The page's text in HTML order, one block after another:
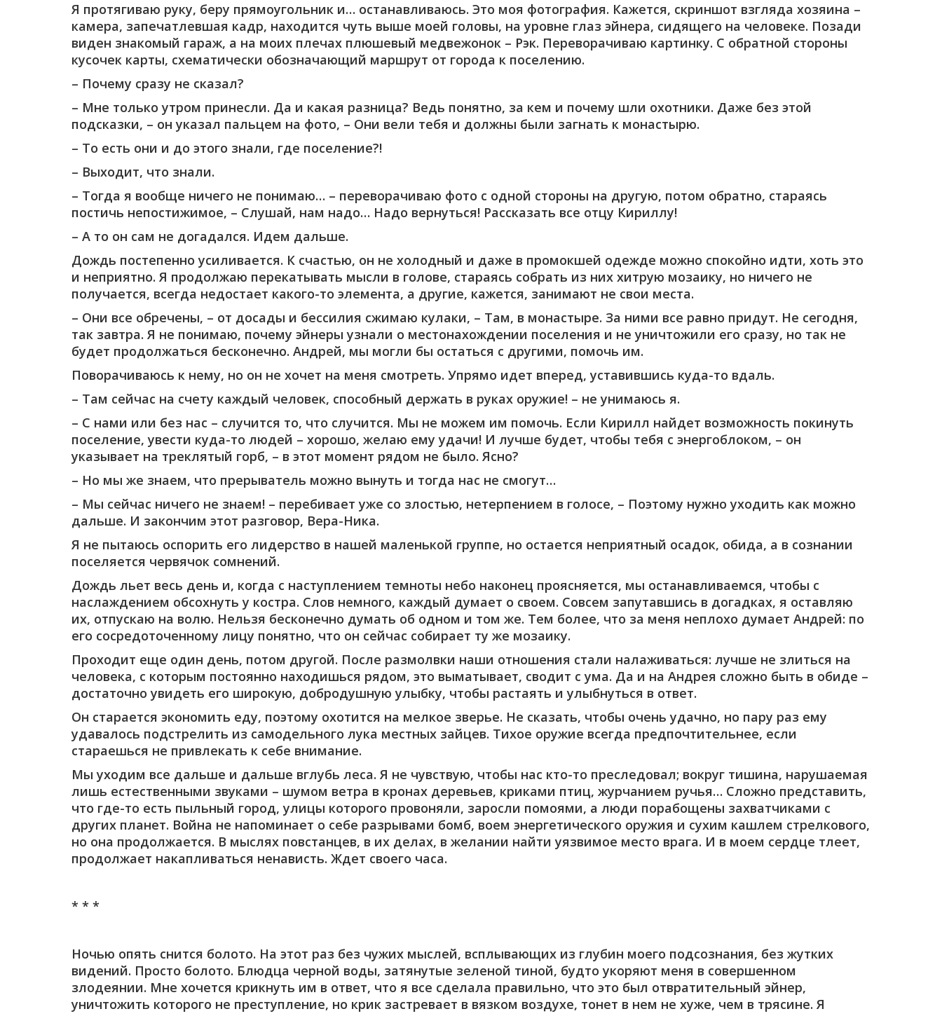
Я протягиваю руку, беру прямоугольник и… останавливаюсь. Это моя фотография. Кажется, скриншот взгляда хозяина –
камера, запечатлевшая кадр, находится чуть выше моей головы, на уровне глаз эйнера, сидящего на человеке. Позади
виден знакомый гараж, а на моих плечах плюшевый медвежонок – Рэк. Переворачиваю картинку. С обратной стороны
кусочек карты, схематически обозначающий маршрут от города к поселению.
– Почему сразу не сказал?
– Мне только утром принесли. Да и какая разница? Ведь понятно, за кем и почему шли охотники. Даже без этой
подсказки, – он указал пальцем на фото, – Они вели тебя и должны были загнать к монастырю.
– То есть они и до этого знали, где поселение?!
– Выходит, что знали.
– Тогда я вообще ничего не понимаю… – переворачиваю фото с одной стороны на другую, потом обратно, стараясь
постичь непостижимое, – Слушай, нам надо… Надо вернуться! Рассказать все отцу Кириллу!
– А то он сам не догадался. Идем дальше.
Дождь постепенно усиливается. К счастью, он не холодный и даже в промокшей одежде можно спокойно идти, хоть это
и неприятно. Я продолжаю перекатывать мысли в голове, стараясь собрать из них хитрую мозаику, но ничего не
получается, всегда недостает какого-то элемента, а другие, кажется, занимают не свои места.
– Они все обречены, – от досады и бессилия сжимаю кулаки, – Там, в монастыре. За ними все равно придут. Не сегодня,
так завтра. Я не понимаю, почему эйнеры узнали о местонахождении поселения и не уничтожили его сразу, но так не
будет продолжаться бесконечно. Андрей, мы могли бы остаться с другими, помочь им.
Поворачиваюсь к нему, но он не хочет на меня смотреть. Упрямо идет вперед, уставившись куда-то вдаль.
– Там сейчас на счету каждый человек, способный держать в руках оружие! – не унимаюсь я.
– С нами или без нас – случится то, что случится. Мы не можем им помочь. Если Кирилл найдет возможность покинуть
поселение, увести куда-то людей – хорошо, желаю ему удачи! И лучше будет, чтобы тебя с энергоблоком, – он
указывает на треклятый горб, – в этот момент рядом не было. Ясно?
– Но мы же знаем, что прерыватель можно вынуть и тогда нас не смогут…
– Мы сейчас ничего не знаем! – перебивает уже со злостью, нетерпением в голосе, – Поэтому нужно уходить как можно
дальше. И закончим этот разговор, Вера-Ника.
Я не пытаюсь оспорить его лидерство в нашей маленькой группе, но остается неприятный осадок, обида, а в сознании
поселяется червячок сомнений.
Дождь льет весь день и, когда с наступлением темноты небо наконец проясняется, мы останавливаемся, чтобы с
наслаждением обсохнуть у костра. Слов немного, каждый думает о своем. Совсем запутавшись в догадках, я оставляю
их, отпускаю на волю. Нельзя бесконечно думать об одном и том же. Тем более, что за меня неплохо думает Андрей: по
его сосредоточенному лицу понятно, что он сейчас собирает ту же мозаику.
Проходит еще один день, потом другой. После размолвки наши отношения стали налаживаться: лучше не злиться на
человека, с которым постоянно находишься рядом, это выматывает, сводит с ума. Да и на Андрея сложно быть в обиде –
достаточно увидеть его широкую, добродушную улыбку, чтобы растаять и улыбнуться в ответ.
Он старается экономить еду, поэтому охотится на мелкое зверье. Не сказать, чтобы очень удачно, но пару раз ему
удавалось подстрелить из самодельного лука местных зайцев. Тихое оружие всегда предпочтительнее, если
стараешься не привлекать к себе внимание.
Мы уходим все дальше и дальше вглубь леса. Я не чувствую, чтобы нас кто-то преследовал; вокруг тишина, нарушаемая
лишь естественными звуками – шумом ветра в кронах деревьев, криками птиц, журчанием ручья… Сложно представить,
что где-то есть пыльный город, улицы которого провоняли, заросли помоями, а люди порабощены захватчиками с
других планет. Война не напоминает о себе разрывами бомб, воем энергетического оружия и сухим кашлем стрелкового,
но она продолжается. В мыслях повстанцев, в их делах, в желании найти уязвимое место врага. И в моем сердце тлеет,
продолжает накапливаться ненависть. Ждет своего часа.
* * *
Ночью опять снится болото. На этот раз без чужих мыслей, всплывающих из глубин моего подсознания, без жутких
видений. Просто болото. Блюдца черной воды, затянутые зеленой тиной, будто укоряют меня в совершенном
злодеянии. Мне хочется крикнуть им в ответ, что я все сделала правильно, что это был отвратительный эйнер,
уничтожить которого не преступление, но крик застревает в вязком воздухе, тонет в нем не хуже, чем в трясине. Я